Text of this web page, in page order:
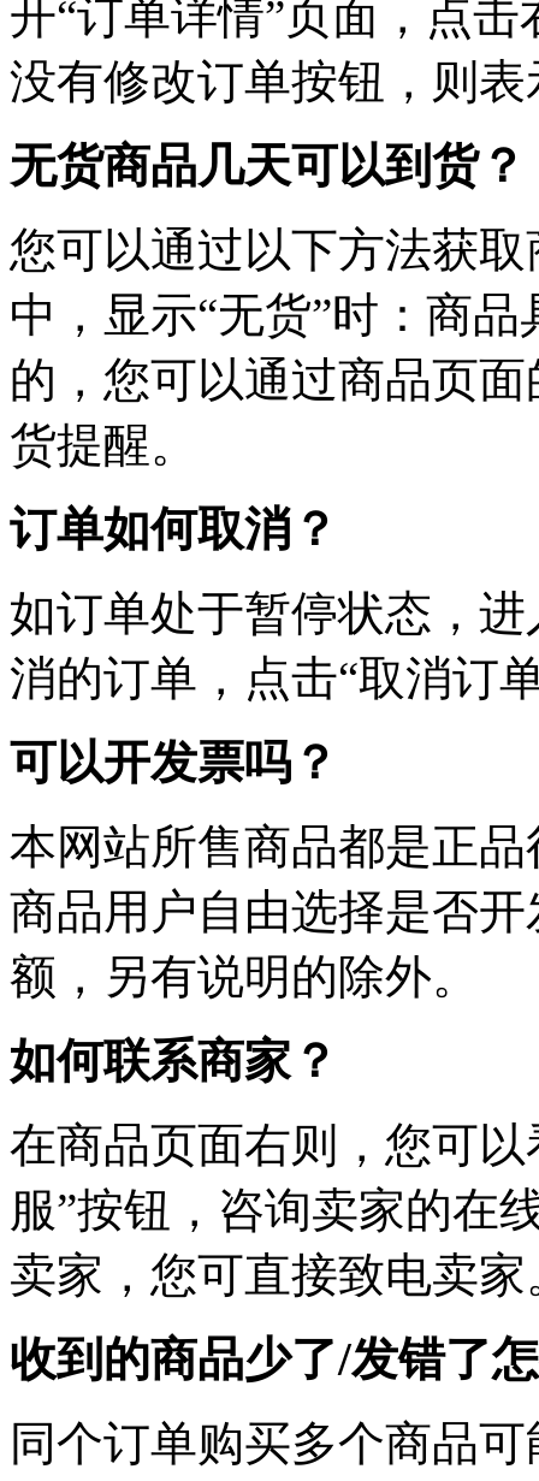
开“订单详情”页面，点
没有修改订单按钮，则
无货商品几天可以到货？
您可以通过以下方法获
中，显示“无货”时：商
的，您可以通过商品页
货提醒。
订单如何取消？
如订单处于暂停状态，
消的订单，点击“取消订
可以开发票吗？
本网站所售商品都是正
商品用户自由选择是否
额，另有说明的除外。
如何联系商家？
在商品页面右则，您可
服”按钮，咨询卖家的在
卖家，您可直接致电卖家
收到的商品少了/发错了
同个订单购买多个商品